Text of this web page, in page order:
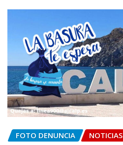
FOTO DENUNCIA NOTICIAS